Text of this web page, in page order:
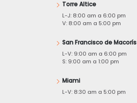
Torre Altice
L-J: 8:00 am a 6:00 pm
V: 8:00 am a 5:00 pm
San Francisco de Macorís
L-V: 9:00 am a 6:00 pm
S: 9:00 am a 1:00 pm
Miami
L-V: 8:30 am a 5:00 pm